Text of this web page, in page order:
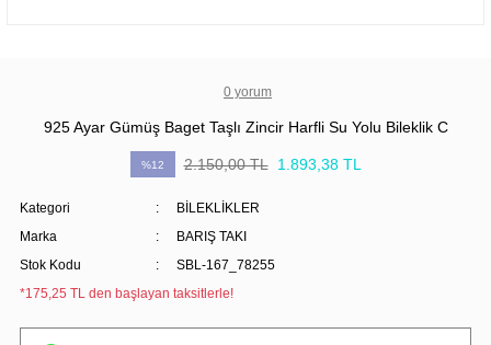
0 yorum
925 Ayar Gümüş Baget Taşlı Zincir Harfli Su Yolu Bileklik C
%12 2.150,00 TL 1.893,38 TL
Kategori
BİLEKLİKLER
Marka
BARIŞ TAKI
Stok Kodu
SBL-167_78255
*175,25 TL den başlayan taksitlerle!